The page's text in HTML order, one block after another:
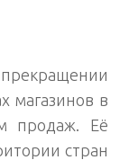
магазинов в
продаж. Её
стран